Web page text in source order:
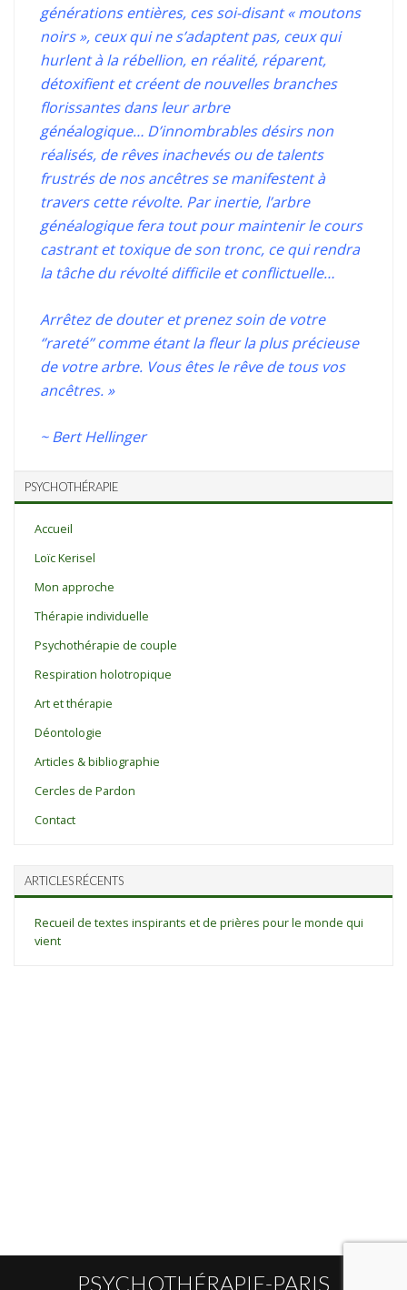
générations entières, ces soi-disant « moutons
noirs », ceux qui ne s’adaptent pas, ceux qui
hurlent à la rébellion, en réalité, réparent,
détoxifient et créent de nouvelles branches
florissantes dans leur arbre
généalogique… D’innombrables désirs non
réalisés, de rêves inachevés ou de talents
frustrés de nos ancêtres se manifestent à
travers cette révolte. Par inertie, l’arbre
généalogique fera tout pour maintenir le cours
castrant et toxique de son tronc, ce qui rendra
la tâche du révolté difficile et conflictuelle…
Arrêtez de douter et prenez soin de votre
‘’rareté’’ comme étant la fleur la plus précieuse
de votre arbre. Vous êtes le rêve de tous vos
ancêtres. »
~ Bert Hellinger
PSYCHOTHÉRAPIE
Accueil
Loïc Kerisel
Mon approche
Thérapie individuelle
Psychothérapie de couple
Respiration holotropique
Art et thérapie
Déontologie
Articles & bibliographie
Cercles de Pardon
Contact
ARTICLES RÉCENTS
Recueil de textes inspirants et de prières pour le monde qui
vient
PSYCHOTHÉRAPIE-PARIS